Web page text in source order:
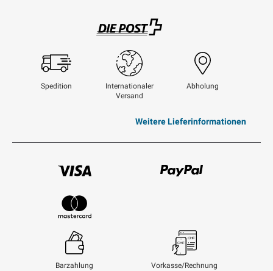
Swisspost
Spedition
Internationaler
Versand
Abholung
Weitere Lieferinformationen
Barzahlung Vorkasse/Rechnung